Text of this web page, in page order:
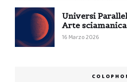
Universi
Arte
16 Marzo 2026